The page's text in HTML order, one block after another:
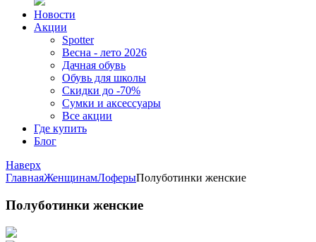
Новости
Акции
Spotter
Весна - лето 2026
Дачная обувь
Обувь для школы
Скидки до -70%
Сумки и аксессуары
Все акции
Где купить
Блог
Наверх
ГлавнаяЖенщинамЛоферыПолуботинки женские
Полуботинки женские